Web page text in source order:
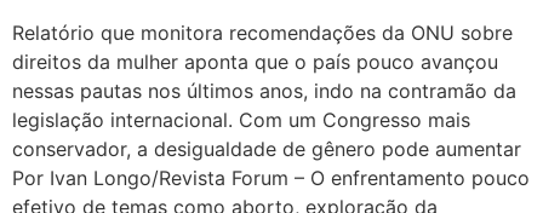
Relatório que monitora recomendações da ONU sobre
direitos da mulher aponta que o país pouco avançou
nessas pautas nos últimos anos, indo na contramão da
legislação internacional. Com um Congresso mais
conservador, a desigualdade de gênero pode aumentar
Por Ivan Longo/Revista Forum – O enfrentamento pouco
efetivo de temas como aborto, exploração da